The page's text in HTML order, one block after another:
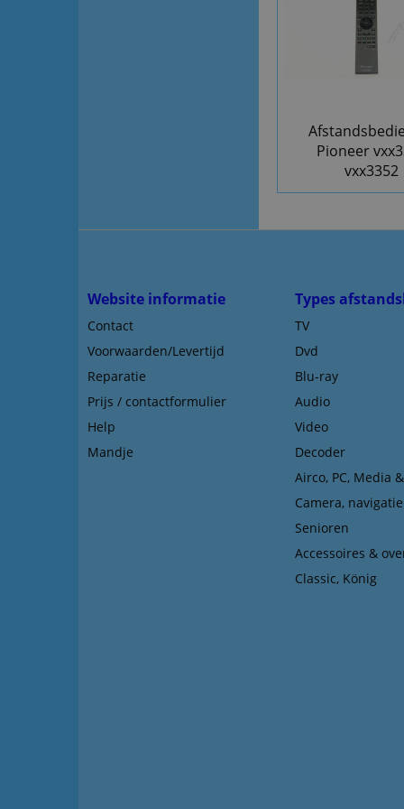
Pioneer
vxx3352
Website informatie
Contact
Voorwaarden/Levertijd
Reparatie
Prijs / contactformulier
Help
Mandje
Types
TV
Dvd
Blu-ray
Audio
Video
Decoder
Airco, PC, Media
Camera, navigatie
Senioren
Accessoires &
Classic, König